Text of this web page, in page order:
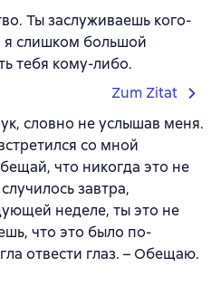
Ты заслуживаешь кого-
я слишком большой
тебя кому-либо.
Zum Zitat
словно не услышав меня.
со мной
что никогда это не
завтра,
неделе, ты это не
что это было по-
отвести глаз. – Обещаю.